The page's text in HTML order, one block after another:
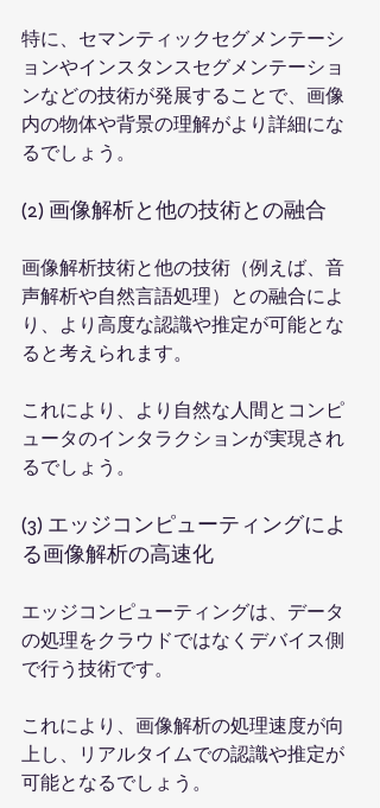
特に、セマンティックセグメンテーシ
ョンやインスタンスセグメンテーショ
ンなどの技術が発展することで、画像
内の物体や背景の理解がより詳細にな
るでしょう。
(2) 画像解析と他の技術との融合
画像解析技術と他の技術（例えば、音
声解析や自然言語処理）との融合によ
り、より高度な認識や推定が可能とな
ると考えられます。
これにより、より自然な人間とコンピ
ュータのインタラクションが実現され
るでしょう。
(3) エッジコンピューティングによ
る画像解析の高速化
エッジコンピューティングは、データ
の処理をクラウドではなくデバイス側
で行う技術です。
これにより、画像解析の処理速度が向
上し、リアルタイムでの認識や推定が
可能となるでしょう。